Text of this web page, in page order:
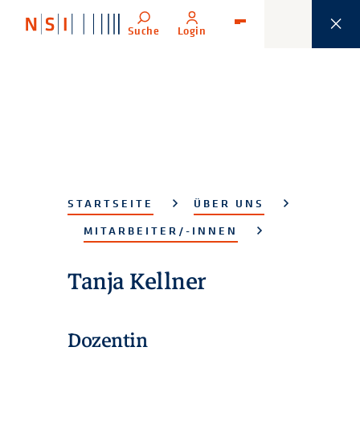
Suche Login
STARTSEITE
ÜBER UNS
MITARBEITER/-INNEN
Tanja Kellner
Dozentin